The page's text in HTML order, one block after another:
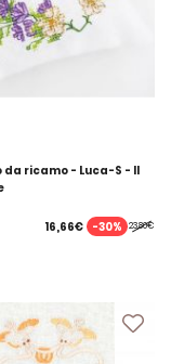
da ricamo - Luca-S - Il
23,80€
16,66€ -30%